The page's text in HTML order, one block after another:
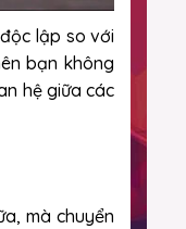
lập so với
bạn không
hệ giữa các
mà chuyển